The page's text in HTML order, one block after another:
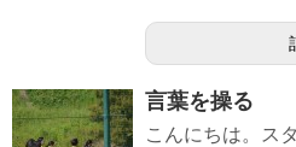
言葉を操る
こんにちは。ス